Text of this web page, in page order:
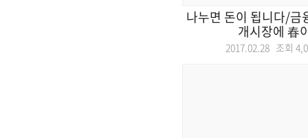
나누면 돈이 됩니다/금
개시장에 春
2017.02.28 조회